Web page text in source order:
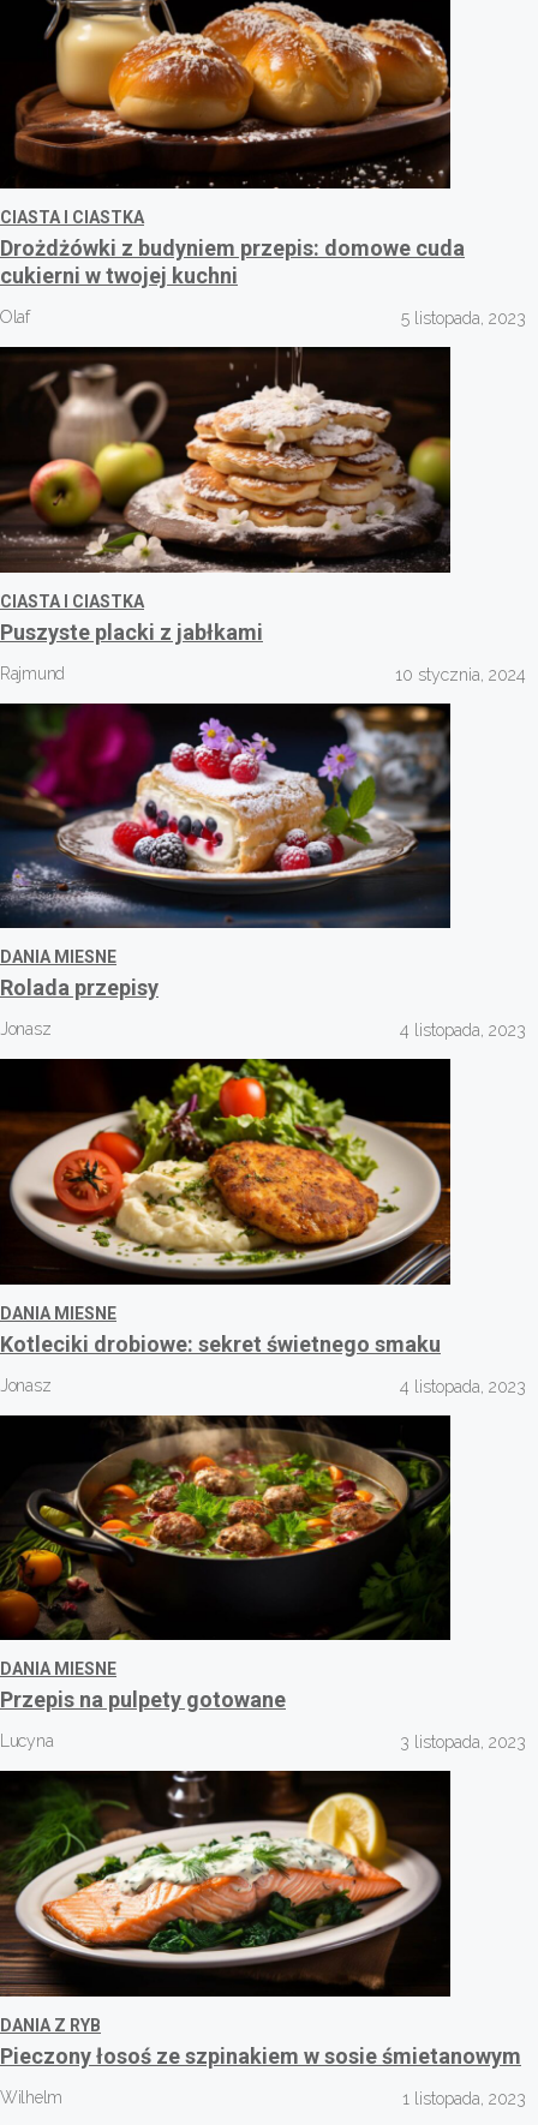
CIASTA I CIASTKA
Drożdżówki z budyniem przepis: domowe cuda
cukierni w twojej kuchni
Olaf 5 listopada, 2023
CIASTA I CIASTKA
Puszyste placki z jabłkami
Rajmund 10 stycznia, 2024
DANIA MIESNE
Rolada przepisy
Jonasz 4 listopada, 2023
DANIA MIESNE
Kotleciki drobiowe: sekret świetnego smaku
Jonasz 4 listopada, 2023
DANIA MIESNE
Przepis na pulpety gotowane
Lucyna 3 listopada, 2023
DANIA Z RYB
Pieczony łosoś ze szpinakiem w sosie śmietanowym
Wilhelm 1 listopada, 2023